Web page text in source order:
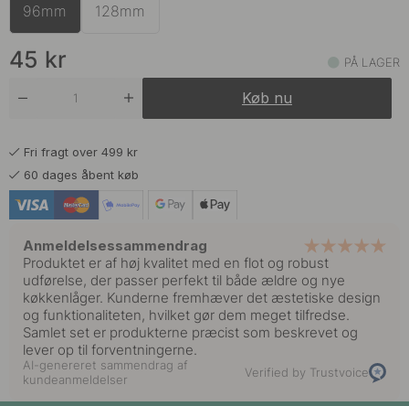
96mm 128mm
45 kr PÅ LAGER
Køb nu
Fri fragt over 499 kr
60 dages åbent køb
Anmeldelsessammendrag
Produktet er af høj kvalitet med en flot og robust
udførelse, der passer perfekt til både ældre og nye
køkkenlåger. Kunderne fremhæver det æstetiske design
og funktionaliteten, hvilket gør dem meget tilfredse.
Samlet set er produkterne præcist som beskrevet og
lever op til forventningerne.
AI-genereret sammendrag af
kundeanmeldelser
Verified by Trustvoice